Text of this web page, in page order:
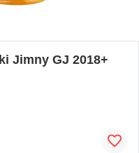
Jimny GJ 2018+